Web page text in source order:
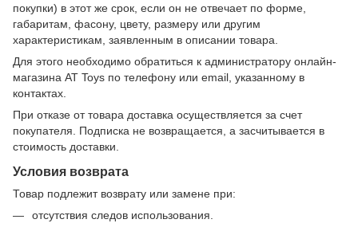
покупки) в этот же срок, если он не отвечает по форме,
габаритам, фасону, цвету, размеру или другим
характеристикам, заявленным в описании товара.
Для этого необходимо обратиться к администратору онлайн-
магазина AT Toys по телефону или email, указанному в
контактах.
При отказе от товара доставка осуществляется за счет
покупателя. Подписка не возвращается, а засчитывается в
стоимость доставки.
Условия возврата
Товар подлежит возврату или замене при:
отсутствия следов использования.